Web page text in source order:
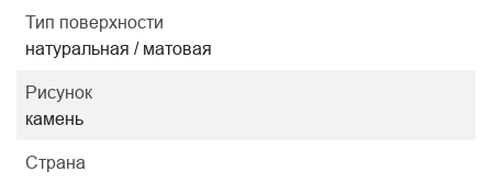
Тип поверхности
натуральная / матовая
Рисунок
камень
Страна